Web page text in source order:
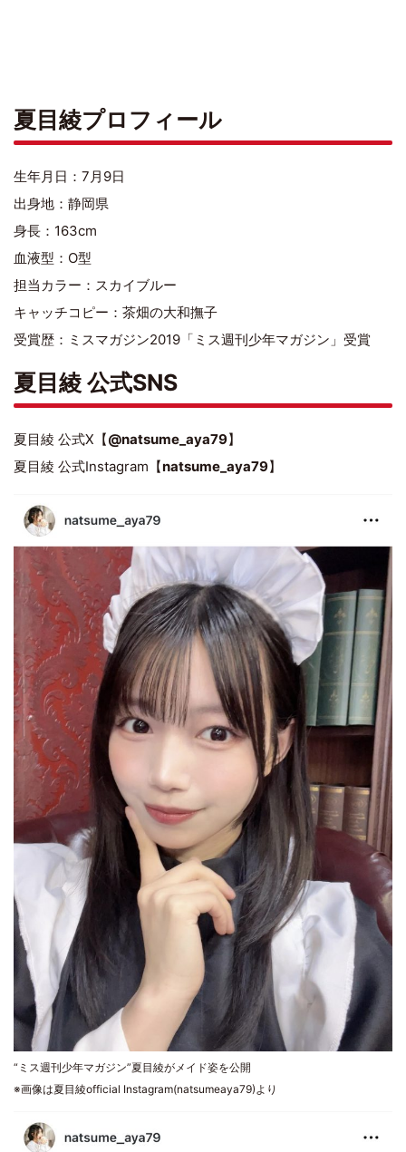
夏目綾プロフィール
生年月日：7月9日
出身地：静岡県
身長：163cm
血液型：O型
担当カラー：スカイブルー
キャッチコピー：茶畑の大和撫子
受賞歴：ミスマガジン2019「ミス週刊少年マガジン」受賞
夏目綾 公式SNS
夏目綾 公式X【@natsume_aya79】
夏目綾 公式Instagram【natsume_aya79】
“ミス週刊少年マガジン”夏目綾がメイド姿を公開
※画像は夏目綾official Instagram(natsumeaya79)より